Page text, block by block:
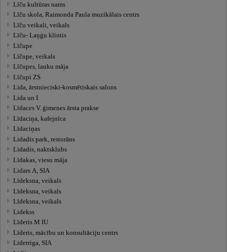
Līču kultūras nams
Līču skola, Raimonda Paula muzikālais centrs
Līču veikali, veikals
Līču- Laņģu klintis
Līčupe
Līčupe, veikals
Līčupes, lauku māja
Līčupi ZS
Lida, ārstnieciski-kosmētiskais salons
Lida un I
Līdaces V. ģimenes ārsta prakse
Līdaciņa, kafejnīca
Līdaciņas
Lidadis park, restorāns
Lidadis, naktsklubs
Līdakas, viesu māja
Lidars A, SIA
Līdeksna, veikals
Līdeksna, veikals
Līdeksna, veikals
Lidekss
Līderis M IU
Līderis, mācību un konsultāciju centrs
Liderriga, SIA